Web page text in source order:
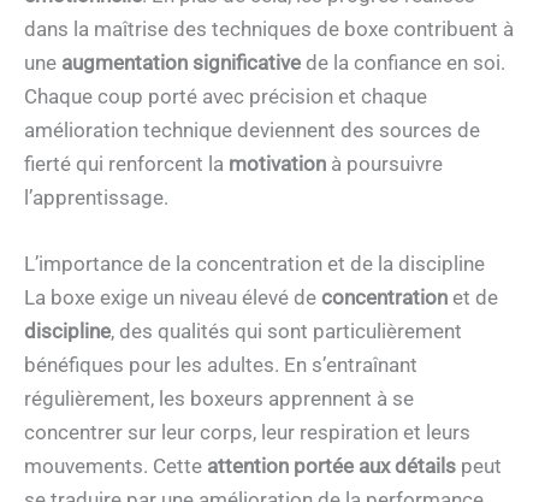
dans la maîtrise des techniques de boxe contribuent à
une augmentation significative de la confiance en soi.
Chaque coup porté avec précision et chaque
amélioration technique deviennent des sources de
fierté qui renforcent la motivation à poursuivre
l’apprentissage.
L’importance de la concentration et de la discipline
La boxe exige un niveau élevé de concentration et de
discipline, des qualités qui sont particulièrement
bénéfiques pour les adultes. En s’entraînant
régulièrement, les boxeurs apprennent à se
concentrer sur leur corps, leur respiration et leurs
mouvements. Cette attention portée aux détails peut